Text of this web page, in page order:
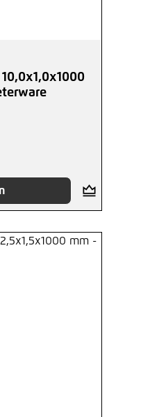
von 5 von 5